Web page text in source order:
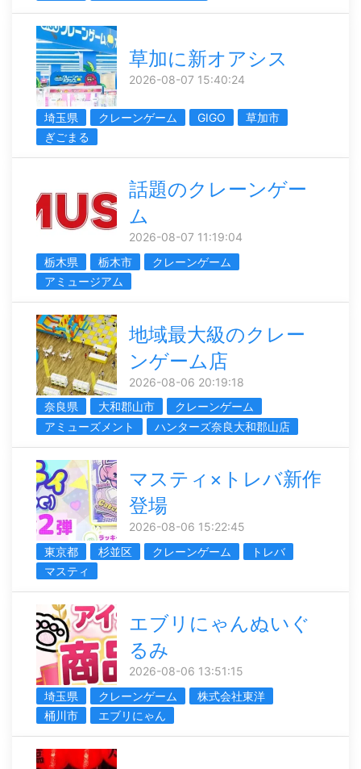
草加に新オアシス
2026-08-07 15:40:24
埼玉県 クレーンゲーム GIGO
草加市
ぎごまる
話題のクレーンゲー
ム
2026-08-07 11:19:04
栃木県
栃木市
クレーンゲーム
アミュージアム
地域最大級のクレー
ンゲーム店
2026-08-06 20:19:18
奈良県
大和郡山市
クレーンゲーム
アミューズメント
ハンターズ奈良大和郡山店
マスティ×トレバ新作
登場
2026-08-06 15:22:45
東京都
杉並区 クレーンゲーム
トレバ
マスティ
エブリにゃんぬいぐ
るみ
2026-08-06 13:51:15
埼玉県
クレーンゲーム
株式会社東洋
桶川市
エブリにゃん